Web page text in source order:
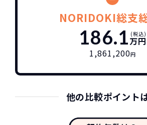
NORIDOKI総支
186.1万円
(税込)
1,861,200円
他の比較ポイント